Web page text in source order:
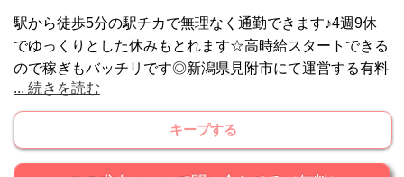
駅から徒歩5分の駅チカで無理なく通勤できます♪4週9休
でゆっくりとした休みもとれます☆高時給スタートできる
ので稼ぎもバッチリです◎新潟県見附市にて運営する有料
老人ホームで介護職・ヘルパーの募集となっております♪
こちらの施設は駅より徒歩5分の好立地・好アクセスの環
境にあり、非常に通いやすい施設です。マイカー通勤も可
... 続きを読む
キープする